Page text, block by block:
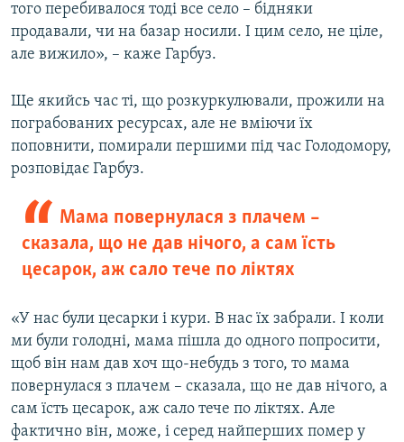
того перебивалося тоді все село – бідняки
продавали, чи на базар носили. І цим село, не ціле,
але вижило», – каже Гарбуз.
Ще якийсь час ті, що розкуркулювали, прожили на
пограбованих ресурсах, але не вміючи їх
поповнити, помирали першими під час Голодомору,
розповідає Гарбуз.
Мама повернулася з плачем –
сказала, що не дав нічого, а сам їсть
цесарок, аж сало тече по ліктях
«У нас були цесарки і кури. В нас їх забрали. І коли
ми були голодні, мама пішла до одного попросити,
щоб він нам дав хоч що-небудь з того, то мама
повернулася з плачем – сказала, що не дав нічого, а
сам їсть цесарок, аж сало тече по ліктях. Але
фактично він, може, і серед найперших помер у